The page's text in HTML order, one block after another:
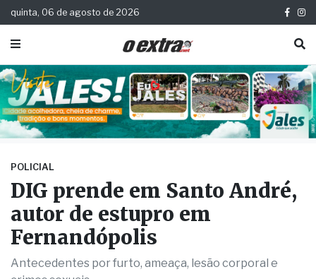
quinta, 06 de agosto de 2026
POLICIAL
DIG prende em Santo André,
autor de estupro em
Fernandópolis